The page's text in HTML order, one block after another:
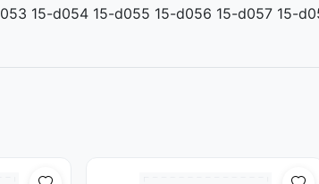
15-d054 15-d055 15-d056 15-d057 15-